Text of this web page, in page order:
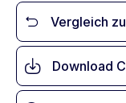
Vergleich
Download